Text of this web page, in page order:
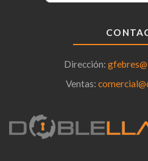
Dirección:
Ventas: